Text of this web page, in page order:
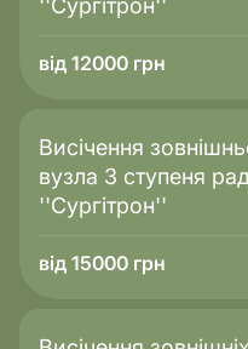
''Сургітрон''
від 12000 грн
Висічення
вузла 3 ступеня
''Сургітрон''
від 15000 грн